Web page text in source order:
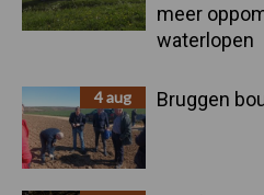
meer
waterlopen
4 aug Bruggen